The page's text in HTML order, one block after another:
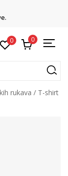
0 0
rukava
T-shirt